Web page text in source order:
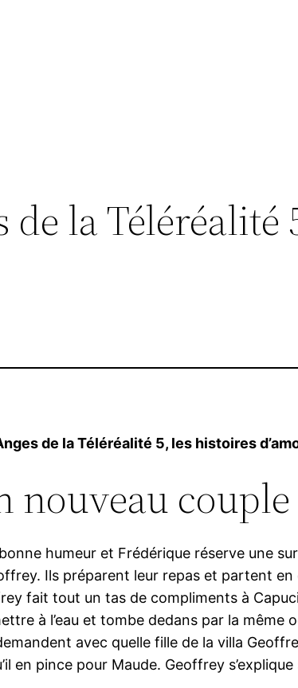
de la
de la Téléréalité 5, les histoires
nouveau
humeur et Frédérique réserve une
Ils préparent leur repas et partent
fait tout un tas de compliments à
à l’eau et tombe dedans par la
avec quelle fille de la villa
en pince pour Maude. Geoffrey